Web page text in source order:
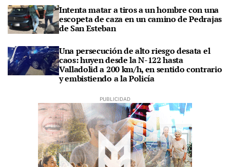
Intenta matar a tiros a un hombre con una
escopeta de caza en un camino de Pedrajas
de San Esteban
Una persecución de alto riesgo desata el
caos: huyen desde la N-122 hasta
Valladolid a 200 km/h, en sentido contrario
y embistiendo a la Policía